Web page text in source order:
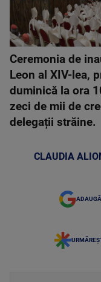
Ceremonia de
Leon al XIV-lea,
duminică la ora
zeci de mii de
delegații străine.
CLAUDIA
ADAUGĂ